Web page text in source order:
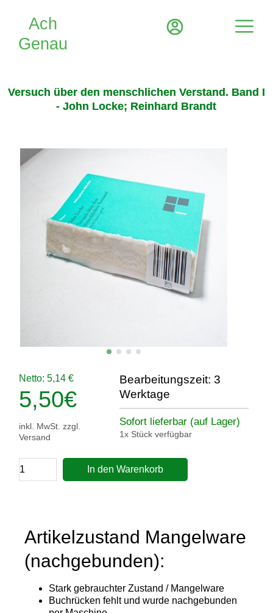
Versuch über den menschlichen Verstand. Band I
- John Locke; Reinhard Brandt
Netto: 5,14 €
5,50€
inkl. MwSt. zzgl.
Versand
In den Warenkorb
Bearbeitungszeit: 3
Werktage
Sofort lieferbar (auf Lager)
1x Stück verfügbar